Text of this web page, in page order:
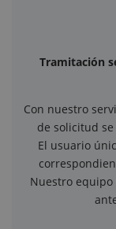
Tramitación
Con nuestro
de solicitud
El usuario
Nuestro